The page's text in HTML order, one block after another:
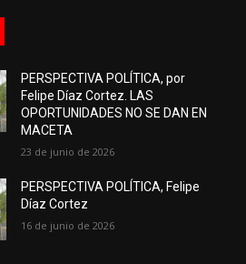
PERSPECTIVA POLÍTICA, por
Felipe Díaz Cortez. LAS
OPORTUNIDADES NO SE DAN EN
MACETA
23 de junio de 2026
PERSPECTIVA POLÍTICA, Felipe
Díaz Cortez
16 de junio de 2026